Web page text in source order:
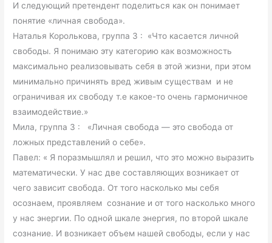
И следующий претендент поделиться как он понимает
понятие «личная свобода».
Наталья Королькова, группа 3 : «Что касается личной
свободы. Я понимаю эту категорию как возможность
максимально реализовывать себя в этой жизни, при этом
минимально причинять вред живым существам и не
ограничивая их свободу т.е какое-то очень гармоничное
взаимодействие.»
Мила, группа 3 : «Личная свобода — это свобода от
ложных представлений о себе».
Павел: « Я поразмышлял и решил, что это можно выразить
математически. У нас две составляющих возникает от
чего зависит свобода. От того насколько мы себя
осознаем, проявляем сознание и от того насколько много
у нас энергии. По одной шкале энергия, по второй шкале
сознание. И возникает объем нашей свободы, если у нас